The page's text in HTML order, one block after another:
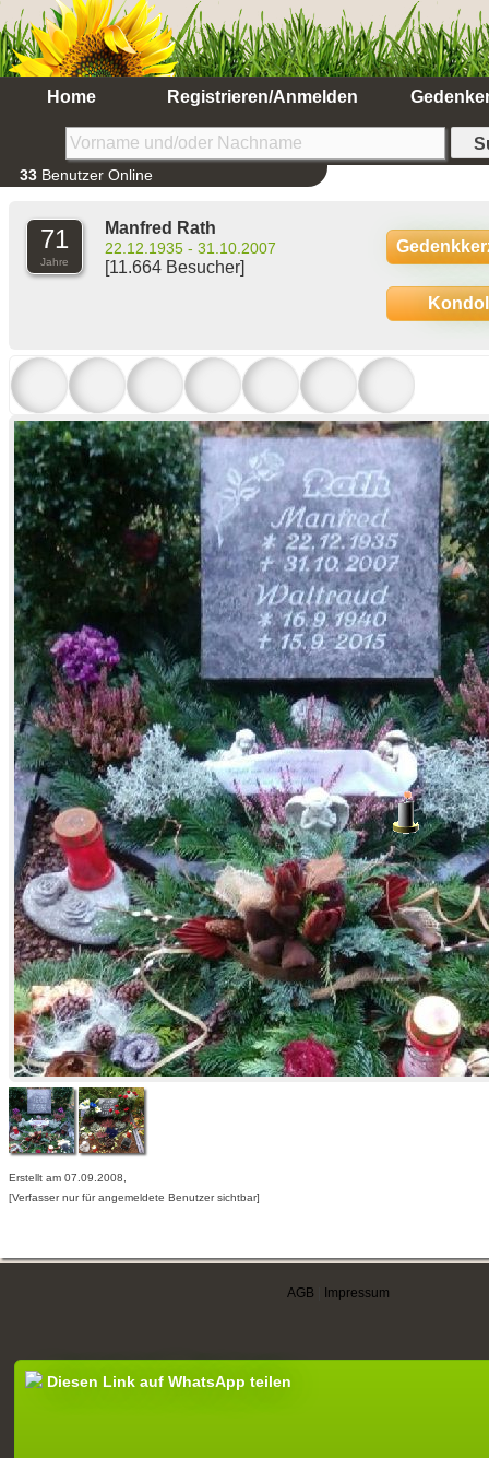
Home Registrieren/Anmelden
33 Benutzer Online
71
Jahre
Manfred Rath
22.12.1935 - 31.10.2007
[11.664 Besucher]
Erstellt am 07.09.2008,
[Verfasser nur für angemeldete Benutzer sichtbar]
AGB Impressum
Diesen Link auf WhatsApp teilen